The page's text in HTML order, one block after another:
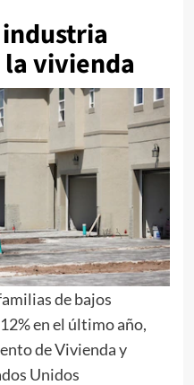
la vivienda
de bajos
en el último año,
de Vivienda y
Unidos